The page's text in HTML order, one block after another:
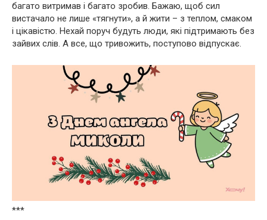
багато витримав і багато зробив. Бажаю, щоб сил
вистачало не лише «тягнути», а й жити – з теплом, смаком
і цікавістю. Нехай поруч будуть люди, які підтримають без
зайвих слів. А все, що тривожить, поступово відпускає.
***